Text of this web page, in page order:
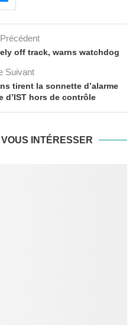
off track, warns watchdog
Suivant
tirent la sonnette d’alarme
d’IST hors de contrôle
INTÉRESSER